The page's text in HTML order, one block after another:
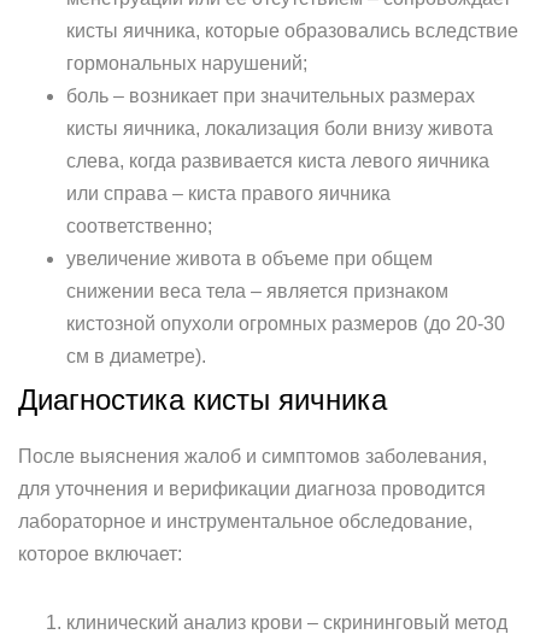
кисты яичника, которые образовались вследствие
гормональных нарушений;
боль – возникает при значительных размерах
кисты яичника, локализация боли внизу живота
слева, когда развивается киста левого яичника
или справа – киста правого яичника
соответственно;
увеличение живота в объеме при общем
снижении веса тела – является признаком
кистозной опухоли огромных размеров (до 20-30
см в диаметре).
Диагностика кисты яичника
После выяснения жалоб и симптомов заболевания,
для уточнения и верификации диагноза проводится
лабораторное и инструментальное обследование,
которое включает:
клинический анализ крови – скрининговый метод